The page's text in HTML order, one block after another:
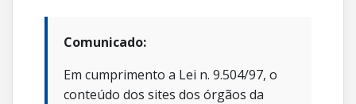
Comunicado:
Em cumprimento a Lei n. 9.504/97, o
conteúdo dos sites dos órgãos da